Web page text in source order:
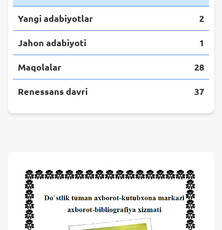
Yangi adabiyotlar 2
Jahon adabiyoti 1
Maqolalar 28
Renessans davri 37